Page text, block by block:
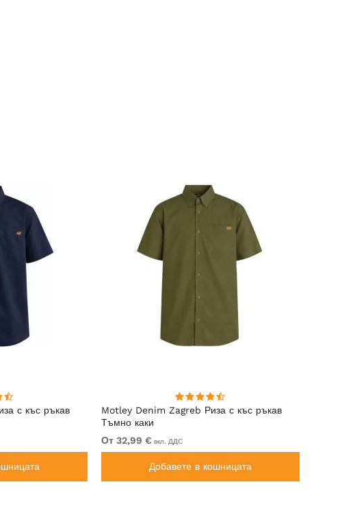
с къс ръкав
Motley Denim Zagreb Риза с къс ръкав
Тъмно каки
От 32,99 € вкл. ДДС
Добавете в кошницата